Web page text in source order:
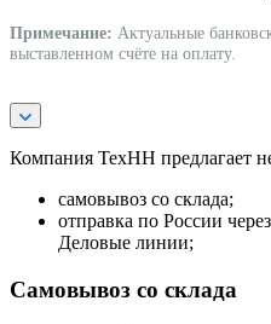
Примечание: Актуальные
выставленном счёте на оплату.
Компания ТехНН предлагает
самовывоз со склада;
отправка по России
Деловые линии;
Самовывоз со склада